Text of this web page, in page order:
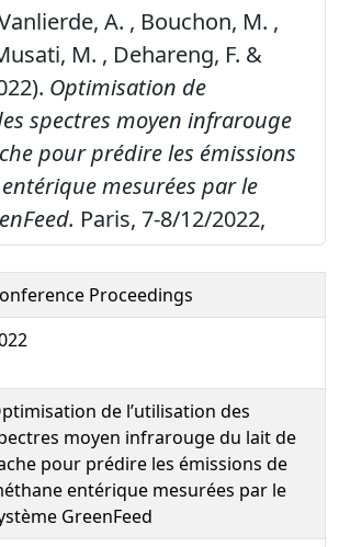
A. , Bouchon, M. ,
M. , Dehareng, F. &
Optimisation de
spectres moyen infrarouge
pour prédire les émissions
mesurées par le
Paris, 7-8/12/2022,
Proceedings
de l’utilisation des
moyen infrarouge du lait de
pour prédire les émissions de
entérique mesurées par le
GreenFeed